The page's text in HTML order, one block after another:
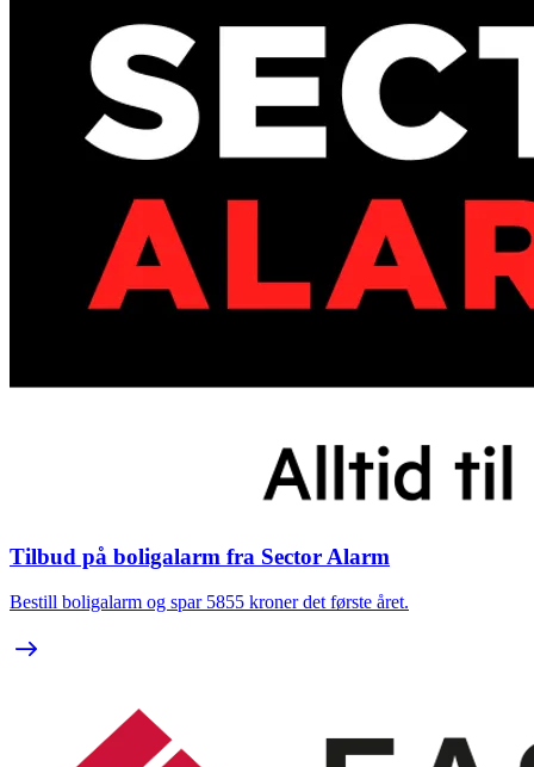
Tilbud på boligalarm fra Sector Alarm
Bestill boligalarm og spar 5855 kroner det første året.